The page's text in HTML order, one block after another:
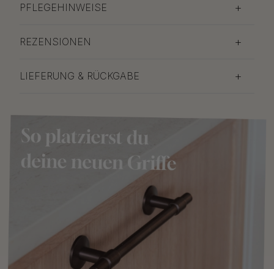
PFLEGEHINWEISE
REZENSIONEN
LIEFERUNG & RÜCKGABE